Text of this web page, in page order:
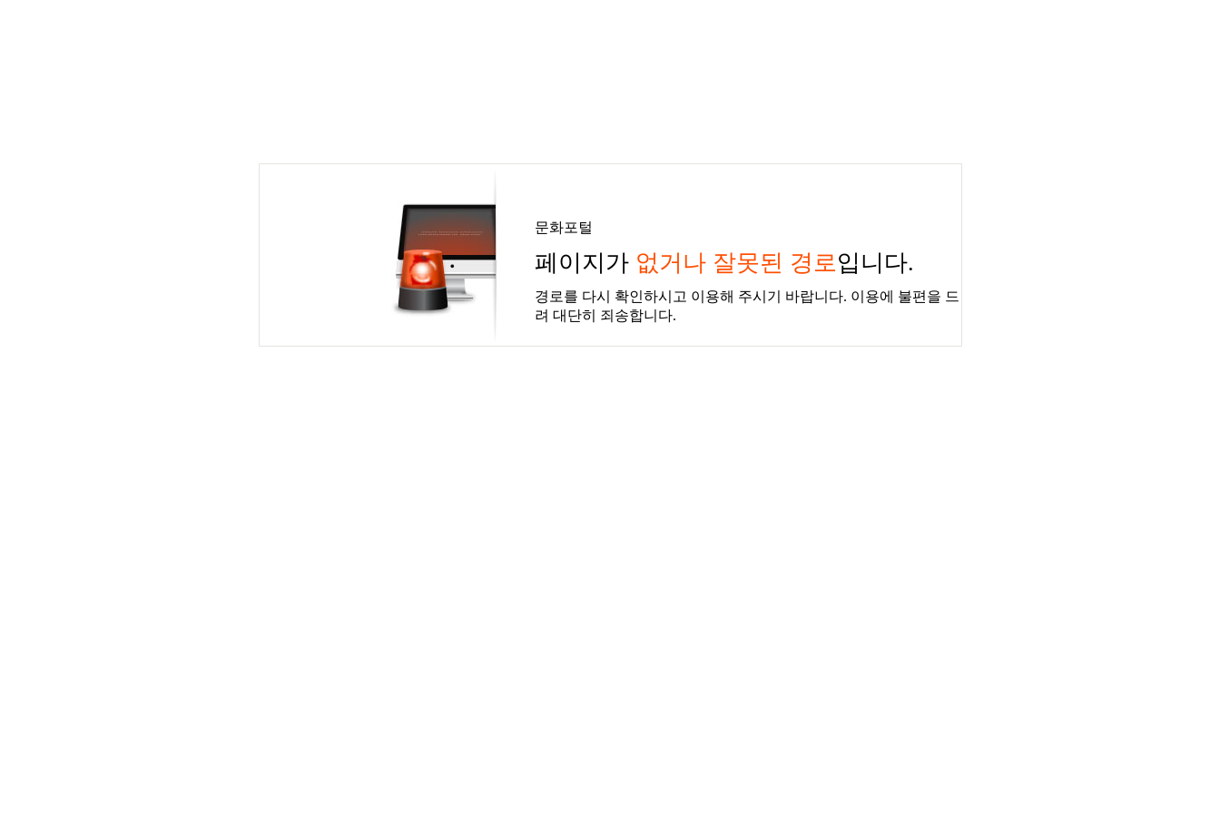
문화포털
페이지가 없거나 잘못된 경로입니다.
경로를 다시 확인하시고 이용해 주시기 바랍니다. 이용에 불편을 드
려 대단히 죄송합니다.